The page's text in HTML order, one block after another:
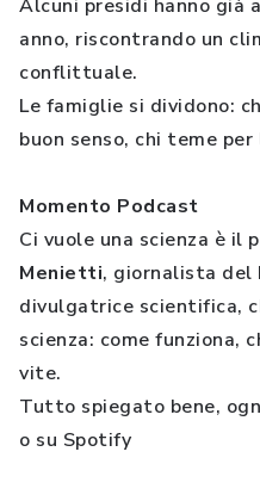
Alcuni presidi hanno già
anno, riscontrando un
conflittuale.
Le famiglie si dividono:
buon senso, chi teme
Momento Podcast
Ci vuole una scienza è il
Menietti, giornalista del
divulgatrice scientifica,
scienza: come funziona,
vite.
Tutto spiegato bene,
o su Spotify